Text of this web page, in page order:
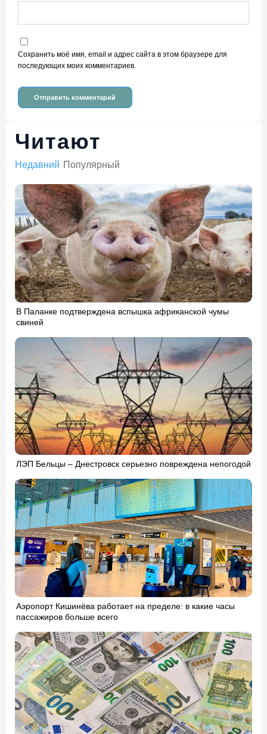
Сохранить моё имя, email и адрес сайта в этом браузере для
последующих моих комментариев.
Читают
Недавний Популярный
В Паланке подтверждена вспышка африканской чумы
свиней
ЛЭП Бельцы – Днестровск серьезно повреждена непогодой
Аэропорт Кишинёва работает на пределе: в какие часы
пассажиров больше всего